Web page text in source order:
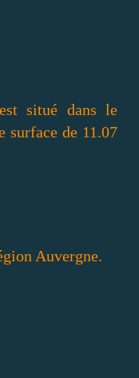
situé dans le
surface de 11.07
Auvergne.